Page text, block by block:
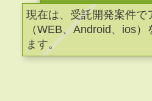
現在は、受託開発案件で
（WEB、Android、ios）
ます。